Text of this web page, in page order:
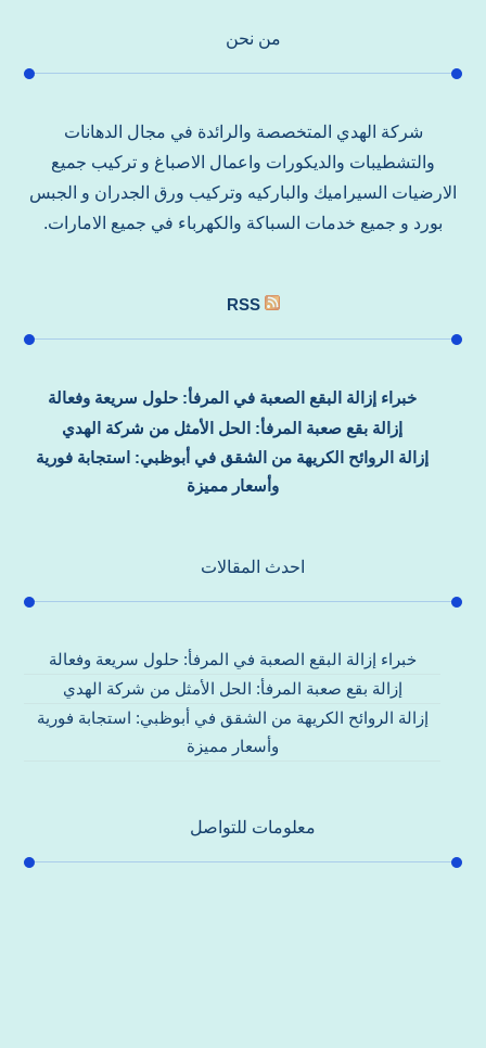
من نحن
شركة الهدي المتخصصة والرائدة في مجال الدهانات
والتشطيبات والديكورات واعمال الاصباغ و تركيب جميع
الارضيات السيراميك والباركيه وتركيب ورق الجدران و الجبس
بورد و جميع خدمات السباكة والكهرباء في جميع الامارات.
RSS
خبراء إزالة البقع الصعبة في المرفأ: حلول سريعة وفعالة
إزالة بقع صعبة المرفأ: الحل الأمثل من شركة الهدي
إزالة الروائح الكريهة من الشقق في أبوظبي: استجابة فورية
وأسعار مميزة
احدث المقالات
خبراء إزالة البقع الصعبة في المرفأ: حلول سريعة وفعالة
إزالة بقع صعبة المرفأ: الحل الأمثل من شركة الهدي
إزالة الروائح الكريهة من الشقق في أبوظبي: استجابة فورية
وأسعار مميزة
معلومات للتواصل